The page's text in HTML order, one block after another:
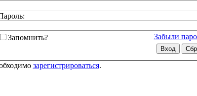
Забыли
Запомнить?
зарегистрироваться.